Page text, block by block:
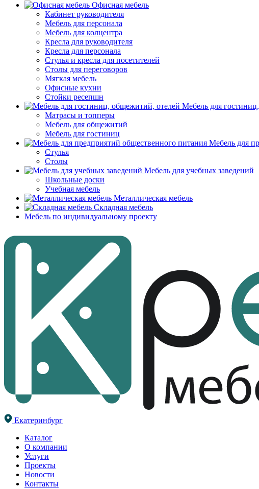
Офисная мебель
Кабинет руководителя
Мебель для персонала
Мебель для колцентра
Кресла для руководителя
Кресла для персонала
Стулья и кресла для посетителей
Столы для переговоров
Мягкая мебель
Офисные кухни
Стойки ресепшн
Мебель для
Матрасы и топперы
Мебель для общежитий
Мебель для гостиниц
Мебель для
Стулья
Столы
Мебель для учебных заведений
Школьные доски
Учебная мебель
Металлическая мебель
Складная мебель
Мебель по индивидуальному проекту
Екатеринбург
Каталог
О компании
Услуги
Проекты
Новости
Контакты